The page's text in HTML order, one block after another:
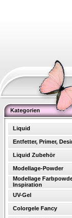
Kategorien
Liquid
Entfetter, Primer,
Liquid Zubehör
Modellage-Powder
Modellage
Inspiration
UV-Gel
Colorgele Fancy